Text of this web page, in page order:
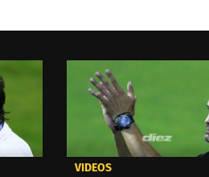
VIDEOS